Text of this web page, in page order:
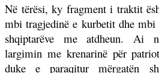
Në tërësi, ky fragment i traktit
mbi tragjedinë e kurbetit dhe mbi
shqiptarëve me atdheun. Ai
largimin me krenarinë për
duke e paraqitur mërgatën